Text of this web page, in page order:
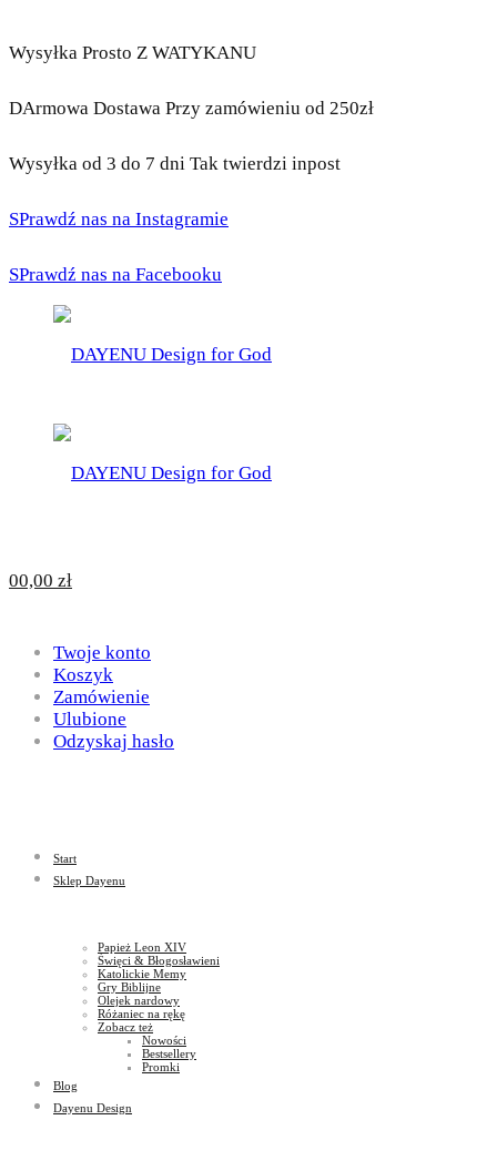
Wysyłka Prosto Z WATYKANU
DArmowa Dostawa Przy zamówieniu od 250zł
Wysyłka od 3 do 7 dni Tak twierdzi inpost
SPrawdź nas na Instagramie
SPrawdź nas na Facebooku
for
God
DAYENU
Design
God
00,00 zł
Twoje konto
Koszyk
Zamówienie
Ulubione
Odzyskaj hasło
Start
Sklep Dayenu
Papież Leon XIV
Święci & Błogosławieni
Katolickie Memy
Gry Biblijne
Olejek nardowy
Różaniec na rękę
Zobacz też
Nowości
Bestsellery
Promki
Blog
Dayenu Design